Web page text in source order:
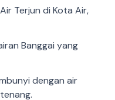
Terjun di Kota Air,
Banggai yang
dengan air